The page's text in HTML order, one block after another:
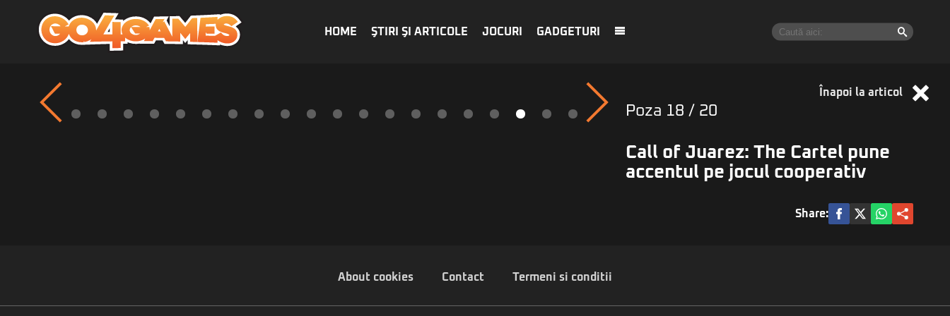
HOME ŞTIRI ŞI ARTICOLE JOCURI GADGETURI
Înapoi la articol
Poza 18 / 20
Call of Juarez: The Cartel pune
accentul pe jocul cooperativ
Share:
About cookies Contact Termeni si conditii